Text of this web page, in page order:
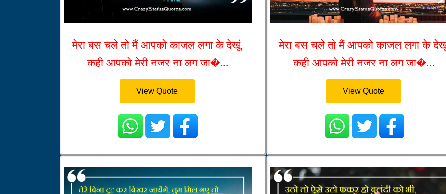
मेरा बस चले तो मैं आपको काजल लगा के देखूं,
कही आपको मेरी नजर ना लग जा�...
View Quote
मेरा बस चले तो मैं आपको काजल लगा के
कही आपको मेरी नजर ना लग जा�...
View Quote